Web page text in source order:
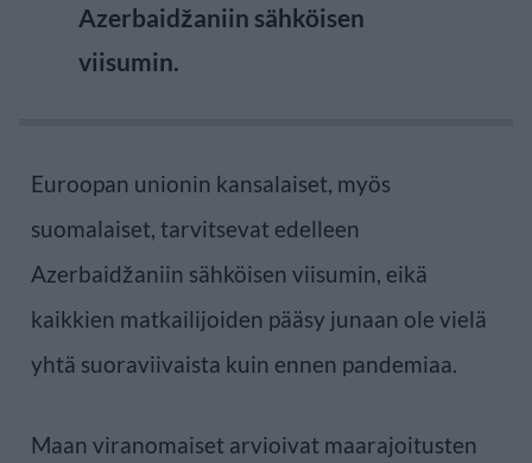
Azerbaidžaniin sähköisen
viisumin.
Euroopan unionin kansalaiset, myös
suomalaiset, tarvitsevat edelleen
Azerbaidžaniin sähköisen viisumin, eikä
kaikkien matkailijoiden pääsy junaan ole vielä
yhtä suoraviivaista kuin ennen pandemiaa.
Maan viranomaiset arvioivat maarajoitusten